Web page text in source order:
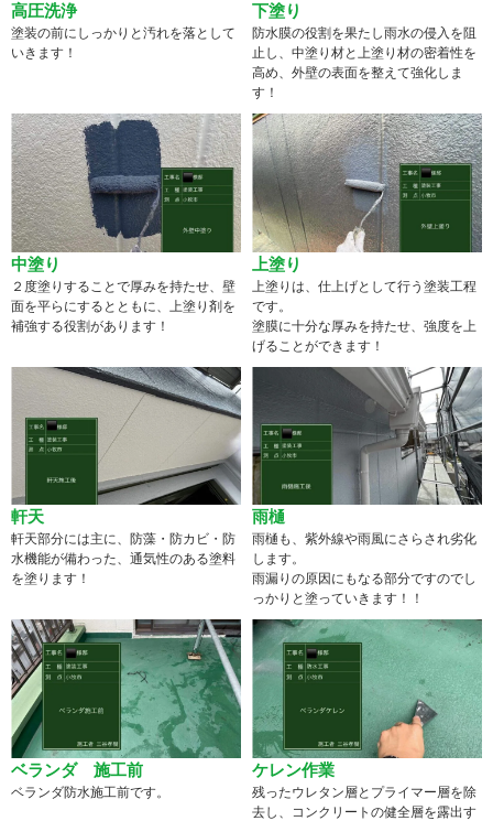
高圧洗浄
塗装の前にしっかりと汚れを落として
いきます！
下塗り
防水膜の役割を果たし雨水の侵入を阻
止し、中塗り材と上塗り材の密着性を
高め、外壁の表面を整えて強化しま
す！
中塗り
２度塗りすることで厚みを持たせ、壁
面を平らにするとともに、上塗り剤を
補強する役割があります！
上塗り
上塗りは、仕上げとして行う塗装工程
です。
塗膜に十分な厚みを持たせ、強度を上
げることができます！
軒天
軒天部分には主に、防藻・防カビ・防
水機能が備わった、通気性のある塗料
を塗ります！
雨樋
雨樋も、紫外線や雨風にさらされ劣化
します。
雨漏りの原因にもなる部分ですのでし
っかりと塗っていきます！！
ベランダ 施工前
ベランダ防水施工前です。
ケレン作業
残ったウレタン層とプライマー層を除
去し、コンクリートの健全層を露出す